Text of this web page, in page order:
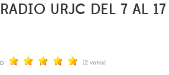
URJC DEL 7 AL
(2 votos)